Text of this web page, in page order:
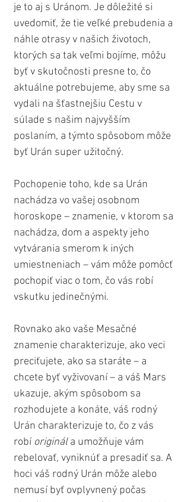
je to aj s Uránom. Je dôležité si
uvedomiť, že tie veľké prebudenia a
náhle otrasy v našich životoch,
ktorých sa tak veľmi bojíme, môžu
byť v skutočnosti presne to, čo
aktuálne potrebujeme, aby sme sa
vydali na šťastnejšiu Cestu v
súlade s našim najvyšším
poslaním, a týmto spôsobom môže
byť Urán super užitočný.
Pochopenie toho, kde sa Urán
nachádza vo vašej osobnom
horoskope – znamenie, v ktorom sa
nachádza, dom a aspekty jeho
vytvárania smerom k iných
umiestneniach – vám môže pomôcť
pochopiť viac o tom, čo vás robí
vskutku jedinečnými.
Rovnako ako vaše Mesačné
znamenie charakterizuje, ako veci
preciťujete, ako sa staráte – a
chcete byť vyživovaní – a váš Mars
ukazuje, akým spôsobom sa
rozhodujete a konáte, váš rodný
Urán charakterizuje to, čo z vás
robí originál a umožňuje vám
rebelovať, vyniknúť a presadiť sa. A
hoci váš rodný Urán môže alebo
nemusí byť ovplyvnený počas